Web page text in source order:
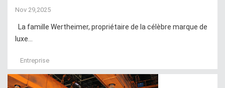
Nov 29,2025
La famille Wertheimer, propriétaire de la célèbre marque de
luxe...
Entreprise